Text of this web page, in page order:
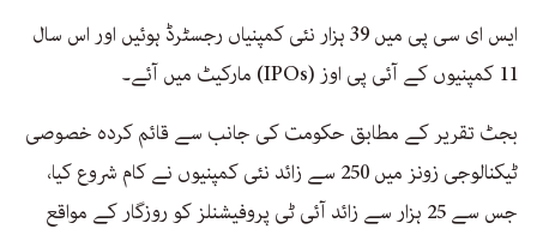
ایس ای سی پی میں 39 ہزار نئی کمپنیاں رجسٹرڈ ہوئیں اور اس سال
11 کمپنیوں کے آئی پی اوز (IPOs) مارکیٹ میں آئے۔
بجٹ تقریر کے مطابق حکومت کی جانب سے قائم کردہ خصوصی
ٹیکنالوجی زونز میں 250 سے زائد نئی کمپنیوں نے کام شروع کیا،
جس سے 25 ہزار سے زائد آئی ٹی پروفیشنلز کو روزگار کے مواقع